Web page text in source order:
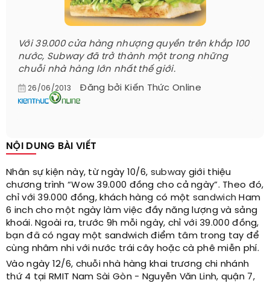
Với 39.000 cửa hàng nhượng quyền trên khắp 100
nước, Subway đã trở thành một trong những
chuỗi nhà hàng lớn nhất thế giới.
26/06/2013 Đăng bởi Kiến Thức Online
NỘI DUNG BÀI VIẾT
Nhân sự kiện này, từ ngày 10/6, subway giới thiệu
chương trình “Wow 39.000 đồng cho cả ngày”. Theo đó,
chỉ với 39.000 đồng, khách hàng có một sandwich Ham
6 inch cho một ngày làm việc đầy năng lượng và sảng
khoái. Ngoài ra, trước 9h mỗi ngày, chỉ với 39.000 đồng,
bạn đã có ngay một sandwich điểm tâm trong tay để
cùng nhâm nhi với nước trái cây hoặc cà phê miễn phí.
Vào ngày 12/6, chuỗi nhà hàng khai trương chi nhánh
thứ 4 tại RMIT Nam Sài Gòn - Nguyễn Văn Linh, quận 7,